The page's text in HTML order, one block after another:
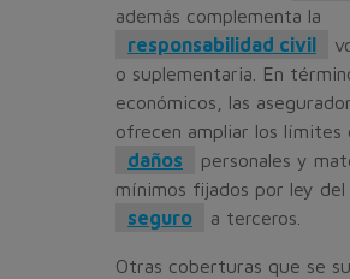
además complementa la
responsabilidad civil
o suplementaria. En
económicos, las
ofrecen ampliar los límites
daños
personales y
mínimos fijados por ley del
seguro
a terceros.
Otras coberturas que se